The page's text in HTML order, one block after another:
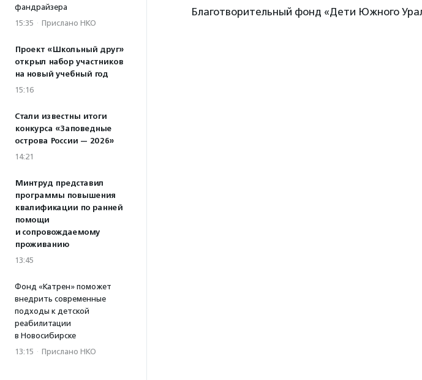
фандрайзера
15:35 · Прислано НКО
Проект «Школьный друг»
открыл набор участников
на новый учебный год
15:16
Стали известны итоги
конкурса «Заповедные
острова России — 2026»
14:21
Минтруд представил
программы повышения
квалификации по ранней
помощи
и сопровождаемому
проживанию
13:45
Фонд «Катрен» поможет
внедрить современные
подходы к детской
реабилитации
в Новосибирске
13:15 · Прислано НКО
Благотворительный фонд «Дети Южного